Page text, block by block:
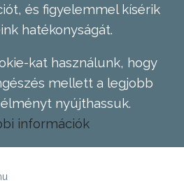
és figyelemmel kísérik
hatékonyságát.
kat használunk, hogy
mellett a legjobb
nyújthassuk.
információk